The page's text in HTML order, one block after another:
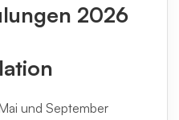
2026
und September